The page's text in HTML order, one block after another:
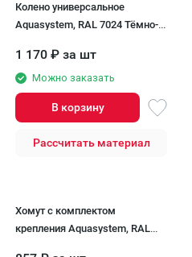
Колено универсальное
Aquasystem, RAL 7024 Тёмно-
1 170 ₽ за шт
Можно заказать
В корзину
Рассчитать материал
Хомут с комплектом
крепления Aquasystem, RAL